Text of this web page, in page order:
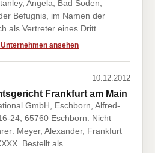
Angela, Bad Soden,
Befugnis, im Namen der
als Vertreter eines Dritt…
ansehen
10.12.2012
Frankfurt am Main
GmbH, Eschborn, Alfred-
24, 65760 Eschborn. Nicht
Meyer, Alexander, Frankfurt
Bestellt als